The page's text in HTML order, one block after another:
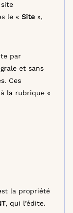
site
le « Site »,
par
et sans
Ces
la rubrique «
la propriété
, qui l’édite.